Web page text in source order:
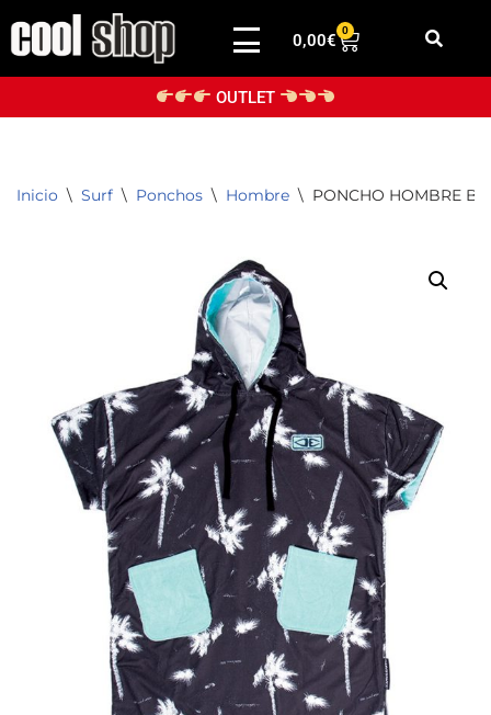
Saltar
0,00€
0
OUTLET
Inicio \ Surf \ Ponchos \ Hombre \ PONCHO HOMBRE